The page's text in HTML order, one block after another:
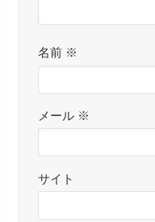
名前 ※
メール ※
サイト